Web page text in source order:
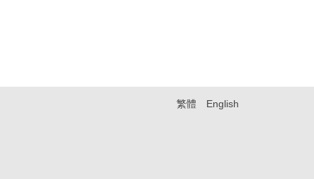
繁體 English